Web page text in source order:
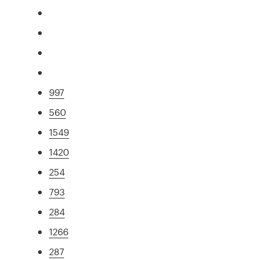
997
560
1549
1420
254
793
284
1266
287